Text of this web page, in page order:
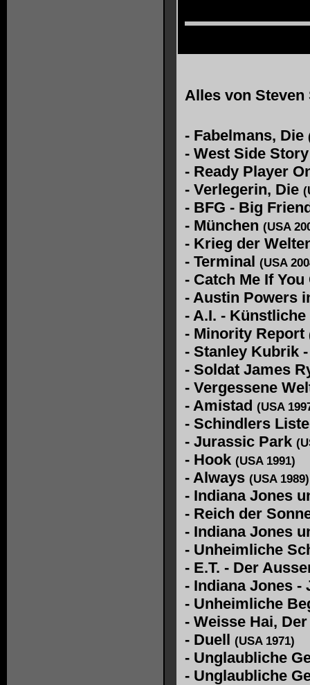
Alles von Steven
- Fabelmans, Die
- West Side
- Ready Player
- Verlegerin, Die
- BFG - Big
- München (USA
- Krieg der
- Terminal (USA
- Catch Me If
- Austin Powers
- A.I. -
- Minority Report
- Stanley Kubrik
- Soldat James
- Vergessene
- Amistad (USA
- Schindlers
- Jurassic Park
- Hook (USA 1991)
- Always (USA 1989)
- Indiana Jones
- Reich der
- Indiana Jones
- Unheimliche
- E.T. - Der
- Indiana Jones -
- Unheimliche
- Weisse Hai,
- Duell (USA 1971)
- Unglaubliche
- Unglaubliche